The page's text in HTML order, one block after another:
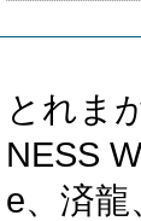
とれま
NESS
e、済